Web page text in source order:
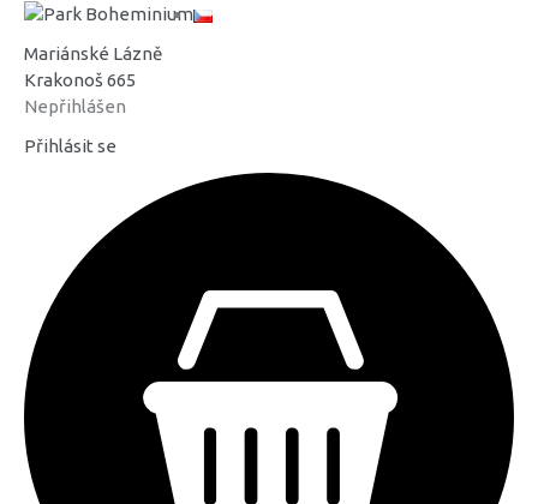
Mariánské Lázně
Krakonoš 665
Nepřihlášen
Přihlásit se